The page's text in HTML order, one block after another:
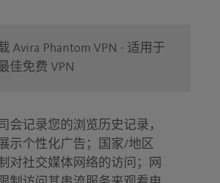
Avira Phantom VPN - 适用于
佳免费 VPN
会记录您的浏览历史记录，
示个性化广告；国家/地区
对社交媒体网络的访问；网